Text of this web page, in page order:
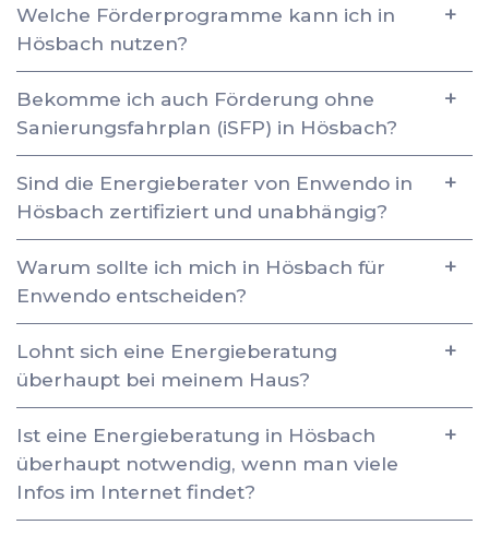
Welche Förderprogramme kann ich in
Hösbach nutzen?
Bekomme ich auch Förderung ohne
Sanierungsfahrplan (iSFP) in Hösbach?
Sind die Energieberater von Enwendo in
Hösbach zertifiziert und unabhängig?
Warum sollte ich mich in Hösbach für
Enwendo entscheiden?
Lohnt sich eine Energieberatung
überhaupt bei meinem Haus?
Ist eine Energieberatung in Hösbach
überhaupt notwendig, wenn man viele
Infos im Internet findet?